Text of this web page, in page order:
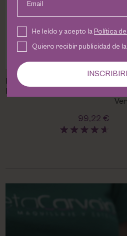
Pack Premium Le Lift 60+ |
Eberlin
99,22 €
Email
He leído y acepto la Política
Quiero recibir publicidad de